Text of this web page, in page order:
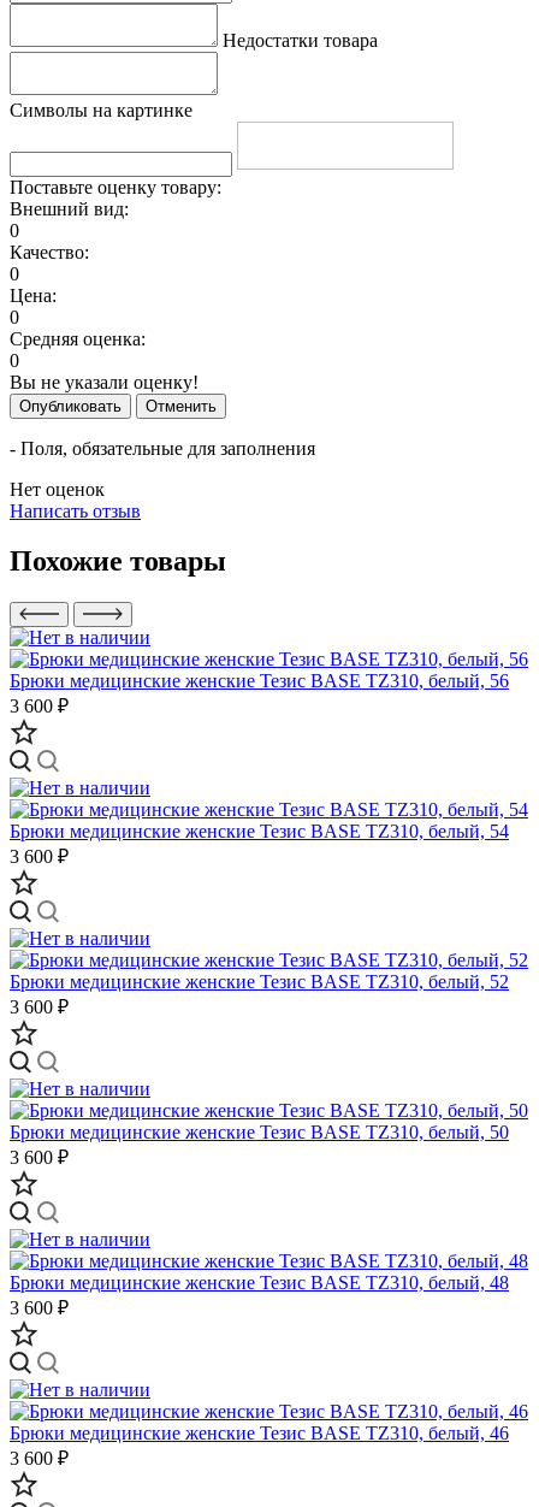
Недостатки товара
Символы на картинке
Поставьте оценку товару:
Внешний вид:
0
Качество:
0
Цена:
0
Средняя оценка:
0
Вы не указали оценку!
Опубликовать Отменить
- Поля, обязательные для заполнения
Нет оценок
Написать отзыв
Похожие товары
Брюки медицинские женские Тезис BASE TZ310, белый, 56
3 600 ₽
Брюки медицинские женские Тезис BASE TZ310, белый, 54
3 600 ₽
Брюки медицинские женские Тезис BASE TZ310, белый, 52
3 600 ₽
Брюки медицинские женские Тезис BASE TZ310, белый, 50
3 600 ₽
Брюки медицинские женские Тезис BASE TZ310, белый, 48
3 600 ₽
Брюки медицинские женские Тезис BASE TZ310, белый, 46
3 600 ₽